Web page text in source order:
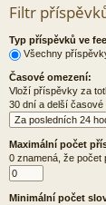
Filtr
Typ příspěvků ve
Všechny
Časové omezení:
Vloží příspěvky za
30 dní a delší časové
Maximální počet
0 znamená, že počet
Minimální počet